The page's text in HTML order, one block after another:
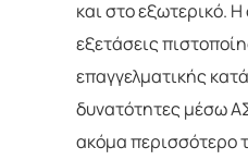
και στο εξωτερικό.
εξετάσεις
επαγγελματικής
δυνατότητες μέσω
ακόμα περισσότερο